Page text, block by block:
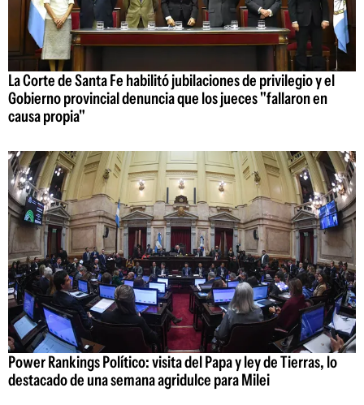
La Corte de Santa Fe habilitó jubilaciones de privilegio y el
Gobierno provincial denuncia que los jueces "fallaron en
causa propia"
Power Rankings Político: visita del Papa y ley de Tierras, lo
destacado de una semana agridulce para Milei